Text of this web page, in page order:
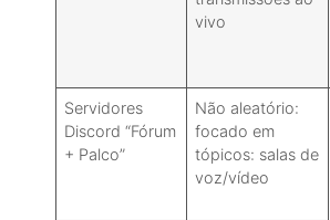
vivo
Servidores
Discord “Fórum
+ Palco”
Não aleatório:
focado em
tópicos: salas de
voz/vídeo